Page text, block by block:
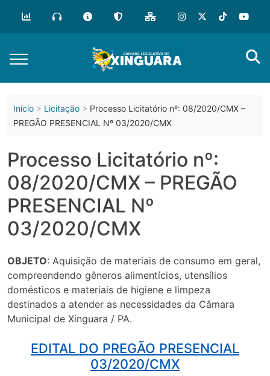
conteúdo
Início Licitação
Processo Licitatório nº: 08/2020/CMX –
PREGÃO PRESENCIAL Nº 03/2020/CMX
Processo Licitatório nº:
08/2020/CMX – PREGÃO
PRESENCIAL Nº
03/2020/CMX
OBJETO: Aquisição de materiais de consumo em geral,
compreendendo gêneros alimentícios, utensílios
domésticos e materiais de higiene e limpeza
destinados a atender as necessidades da Câmara
Municipal de Xinguara / PA.
EDITAL DO PREGÃO PRESENCIAL
03/2020/CMX